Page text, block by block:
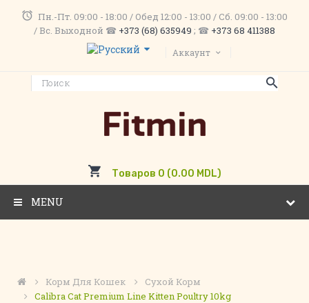
Пн.-Пт. 09:00 - 18:00 / Обед 12:00 - 13:00 / Сб. 09:00 - 13:00
/ Вс. Выходной ☎ +373 (68) 635949 ; ☎ +373 68 411388
Аккаунт
Товаров 0 (0.00 MDL)
MENU
Корм Для Кошек
Сухой Корм
Calibra Cat Premium Line Kitten Poultry 10kg